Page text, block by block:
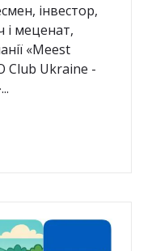
інвестор,
і меценат,
«Meest
Club Ukraine -